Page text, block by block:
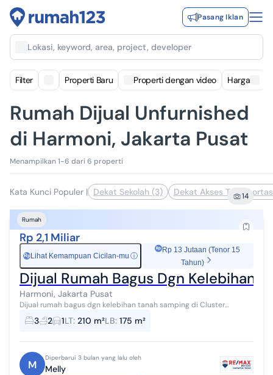
Pasang Iklan
Lokasi, keyword, area, project, developer
Filter Properti Baru Properti dengan video Harga
Rumah Dijual Unfurnished
di Harmoni, Jakarta Pusat
Menampilkan 1-6 dari 6 properti
Kata Kunci Populer | Dekat Sekolah (3) Dekat Akses 14
Rumah
Rp 2,1 Miliar
Rp Lihat Kemampuan Cicilan-mu ⓘ
Rp 13 Jutaan (Tenor 15
Tahun)
Dijual Rumah Bagus Dgn Kelebihan
Harmoni, Jakarta Pusat
Dijual rumah bagus dgn kelebihan tanah samping di Cluster
Harmoni LT 210 LB 175 2 lantai KT 3+1 KM 2+1 Listrik 5500 Pam AC 4
Kitchenset Lemari ba...
3 2 1LT: 210 m²LB: 175 m²
M
Diperbarui 3 bulan yang lalu oleh
Melly